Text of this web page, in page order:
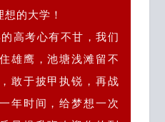
的大学！
高考心有不甘，我们
雄鹰，池塘浅滩留不
敢于披甲执锐，再战
年时间，给梦想一次